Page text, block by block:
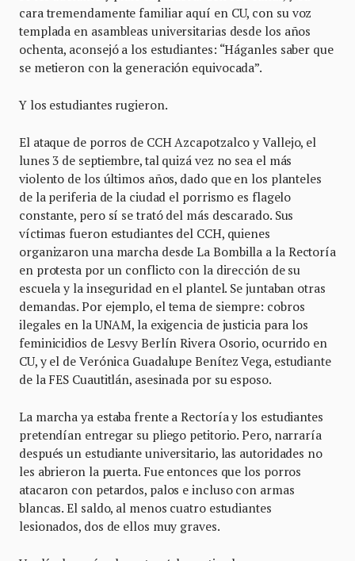
cara tremendamente familiar aquí en CU, con su voz
templada en asambleas universitarias desde los años
ochenta, aconsejó a los estudiantes: “Háganles saber que
se metieron con la generación equivocada”.
Y los estudiantes rugieron.
El ataque de porros de CCH Azcapotzalco y Vallejo, el
lunes 3 de septiembre, tal quizá vez no sea el más
violento de los últimos años, dado que en los planteles
de la periferia de la ciudad el porrismo es flagelo
constante, pero sí se trató del más descarado. Sus
víctimas fueron estudiantes del CCH, quienes
organizaron una marcha desde La Bombilla a la Rectoría
en protesta por un conflicto con la dirección de su
escuela y la inseguridad en el plantel. Se juntaban otras
demandas. Por ejemplo, el tema de siempre: cobros
ilegales en la UNAM, la exigencia de justicia para los
feminicidios de Lesvy Berlín Rivera Osorio, ocurrido en
CU, y el de Verónica Guadalupe Benítez Vega, estudiante
de la FES Cuautitlán, asesinada por su esposo.
La marcha ya estaba frente a Rectoría y los estudiantes
pretendían entregar su pliego petitorio. Pero, narraría
después un estudiante universitario, las autoridades no
les abrieron la puerta. Fue entonces que los porros
atacaron con petardos, palos e incluso con armas
blancas. El saldo, al menos cuatro estudiantes
lesionados, dos de ellos muy graves.